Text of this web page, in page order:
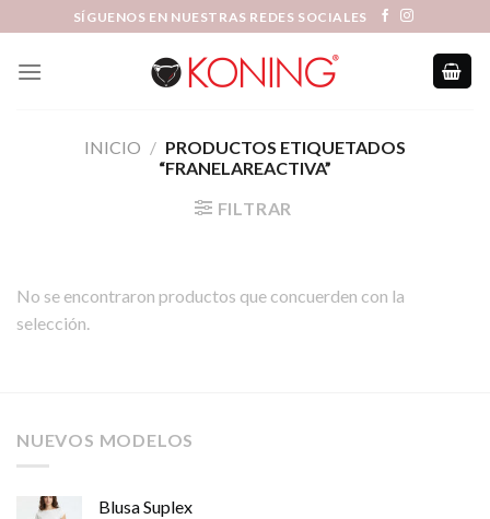
content
SÍGUENOS EN NUESTRAS REDES SOCIALES
INICIO / PRODUCTOS ETIQUETADOS
“FRANELAREACTIVA”
FILTRAR
No se encontraron productos que concuerden con la
selección.
NUEVOS MODELOS
Blusa Suplex